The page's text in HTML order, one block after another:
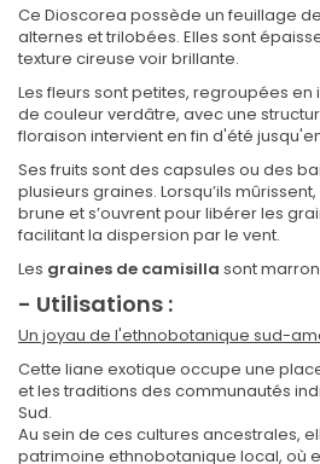
Ce Dioscorea possède un feuillage
alternes et trilobées. Elles sont
texture cireuse voir brillante.
Les fleurs sont petites, regroupées en
de couleur verdâtre, avec une
floraison intervient en fin d'été
Ses fruits sont des capsules ou des
plusieurs graines. Lorsqu’ils
brune et s’ouvrent pour libérer les
facilitant la dispersion par le vent.
Les graines de camisilla sont
- Utilisations :
Un joyau de l'ethnobotanique sud-
Cette liane exotique occupe une
et les traditions des communautés
Sud.
Au sein de ces cultures ancestrales,
patrimoine ethnobotanique local, où